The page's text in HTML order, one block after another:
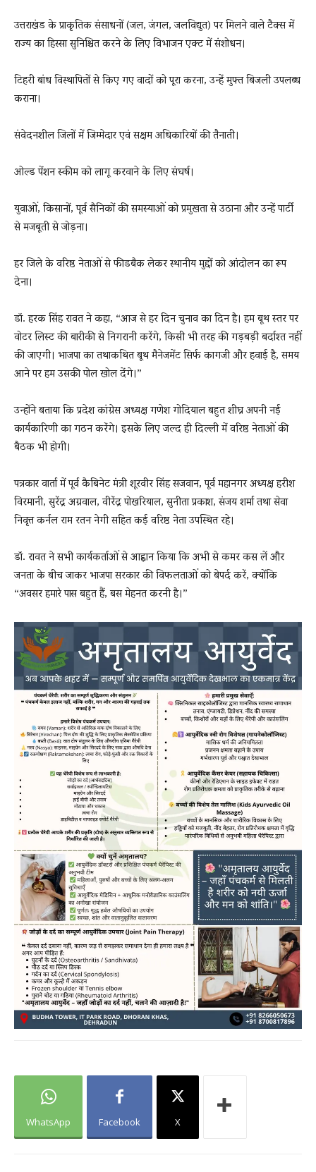
उत्तराखंड के प्राकृतिक संसाधनों (जल, जंगल, जलविद्युत) पर मिलने वाले टैक्स में
राज्य का हिस्सा सुनिश्चित करने के लिए विभाजन एक्ट में संशोधन।
टिहरी बांध विस्थापितों से किए गए वादों को पूरा करना, उन्हें मुफ्त बिजली उपलब्ध
कराना।
संवेदनशील जिलों में जिम्मेदार एवं सक्षम अधिकारियों की तैनाती।
ओल्ड पेंशन स्कीम को लागू करवाने के लिए संघर्ष।
युवाओं, किसानों, पूर्व सैनिकों की समस्याओं को प्रमुखता से उठाना और उन्हें पार्टी
से मजबूती से जोड़ना।
हर जिले के वरिष्ठ नेताओं से फीडबैक लेकर स्थानीय मुद्दों को आंदोलन का रूप
देना।
डॉ. हरक सिंह रावत ने कहा, “आज से हर दिन चुनाव का दिन है। हम बूथ स्तर पर
वोटर लिस्ट की बारीकी से निगरानी करेंगे, किसी भी तरह की गड़बड़ी बर्दाश्त नहीं
की जाएगी। भाजपा का तथाकथित बूथ मैनेजमेंट सिर्फ कागजी और हवाई है, समय
आने पर हम उसकी पोल खोल देंगे।”
उन्होंने बताया कि प्रदेश कांग्रेस अध्यक्ष गणेश गोदियाल बहुत शीघ्र अपनी नई
कार्यकारिणी का गठन करेंगे। इसके लिए जल्द ही दिल्ली में वरिष्ठ नेताओं की
बैठक भी होगी।
पत्रकार वार्ता में पूर्व कैबिनेट मंत्री शूरवीर सिंह सजवान, पूर्व महानगर अध्यक्ष हरीश
विरमानी, सुरेंद्र अग्रवाल, वीरेंद्र पोखरियाल, सुनीता प्रकाश, संजय शर्मा तथा सेवा
निवृत्त कर्नल राम रतन नेगी सहित कई वरिष्ठ नेता उपस्थित रहे।
डॉ. रावत ने सभी कार्यकर्ताओं से आह्वान किया कि अभी से कमर कस लें और
जनता के बीच जाकर भाजपा सरकार की विफलताओं को बेपर्द करें, क्योंकि
“अवसर हमारे पास बहुत हैं, बस मेहनत करनी है।”
WhatsApp Facebook X